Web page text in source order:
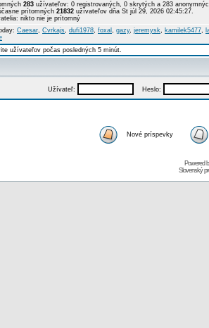
283 užívateľov: 0 registrovaných, 0 skrytých a 283
prítomných 21832 užívateľov dňa St júl 29, 2026 02:45:27.
nikto nie je prítomný
Caesar, Cvrkajs, dufi1978, foxal , gazy, jeremysk, kamilek5477,
užívateľov počas posledných 5 minút.
Užívateľ: Heslo:
Nové príspevky
Powered
Slovenský